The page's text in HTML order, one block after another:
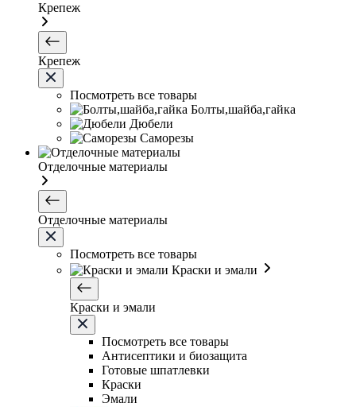
Крепеж
Крепеж
Посмотреть все товары
Болты,шайба,гайка
Дюбели
Саморезы
Отделочные материалы
Отделочные материалы
Посмотреть все товары
Краски и эмали
Краски и эмали
Посмотреть все товары
Антисептики и биозащита
Готовые шпатлевки
Краски
Эмали